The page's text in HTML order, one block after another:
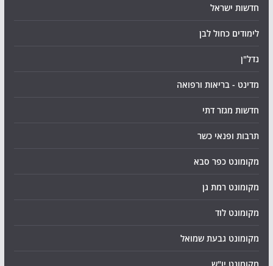
חדשות ישראל
לימודים כחול לבן
נדל"ן
מדינט - בריאות ורפואה
חדשות מגזר דתי
תרבות ופנאי כשר
מקומונט כפר סבא
מקומונט רמת גן
מקומונט לוד
מקומונט גבעת שמואל
מקומונט יו"ש